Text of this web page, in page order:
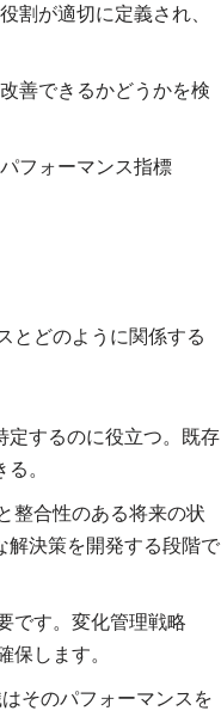
割が適切に定義され、
善できるかどうかを検
フォーマンス指標
とどのように関係する
定するのに役立つ。既存
。
整合性のある将来の状
解決策を開発する段階で
です。変化管理戦略
保します。
そのパフォーマンスを